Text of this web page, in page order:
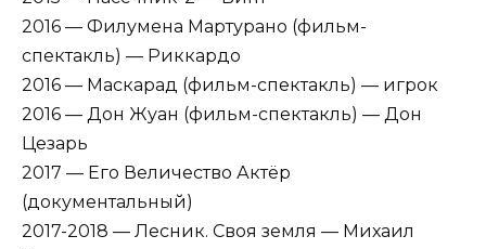
2016 — Филумена Мартурано (фильм-
спектакль) — Риккардо
2016 — Маскарад (фильм-спектакль) — игрок
2016 — Дон Жуан (фильм-спектакль) — Дон
Цезарь
2017 — Его Величество Актёр
(документальный)
2017-2018 — Лесник. Своя земля — Михаил